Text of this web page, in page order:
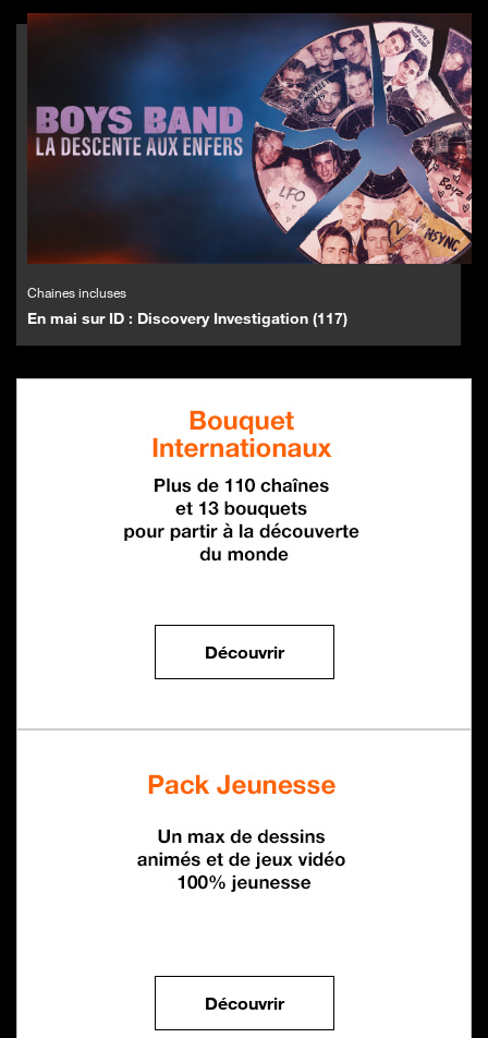
Chaines incluses
En mai sur ID : Discovery Investigation (117)
DécouvrirBouquets internationaux
DécouvrirPack Jeunesse